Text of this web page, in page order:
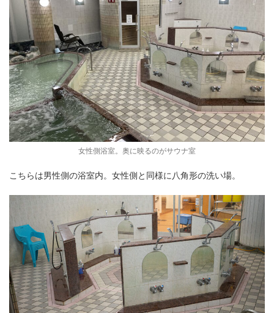
女性側浴室。奥に映るのがサウナ室
こちらは男性側の浴室内。女性側と同様に八角形の洗い場。